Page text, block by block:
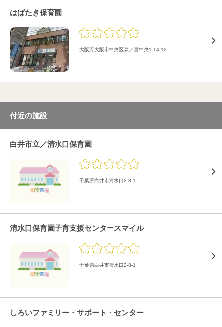
はばたき保育園
大阪府大阪市中央区森ノ宮中央1-14-12
付近の施設
白井市立／清水口保育園
千葉県白井市清水口2-8-1
清水口保育園子育支援センタースマイル
千葉県白井市清水口2-8-1
しろいファミリー・サポート・センター